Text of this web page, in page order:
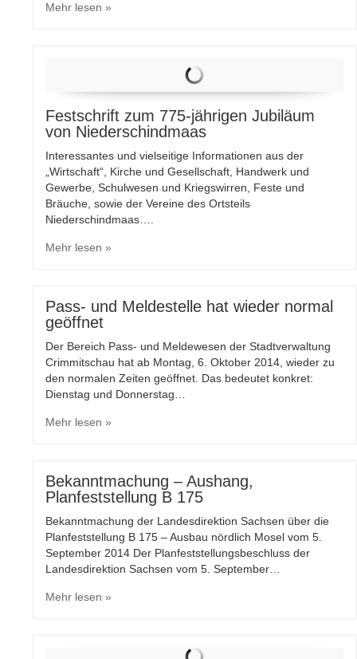
Mehr lesen »
Festschrift zum 775-jährigen Jubiläum
von Niederschindmaas
Interessantes und vielseitige Informationen aus der
„Wirtschaft“, Kirche und Gesellschaft, Handwerk und
Gewerbe, Schulwesen und Kriegswirren, Feste und
Bräuche, sowie der Vereine des Ortsteils
Niederschindmaas….
Mehr lesen »
Pass- und Meldestelle hat wieder normal
geöffnet
Der Bereich Pass- und Meldewesen der Stadtverwaltung
Crimmitschau hat ab Montag, 6. Oktober 2014, wieder zu
den normalen Zeiten geöffnet. Das bedeutet konkret:
Dienstag und Donnerstag…
Mehr lesen »
Bekanntmachung – Aushang,
Planfeststellung B 175
Bekanntmachung der Landesdirektion Sachsen über die
Planfeststellung B 175 – Ausbau nördlich Mosel vom 5.
September 2014 Der Planfeststellungsbeschluss der
Landesdirektion Sachsen vom 5. September…
Mehr lesen »